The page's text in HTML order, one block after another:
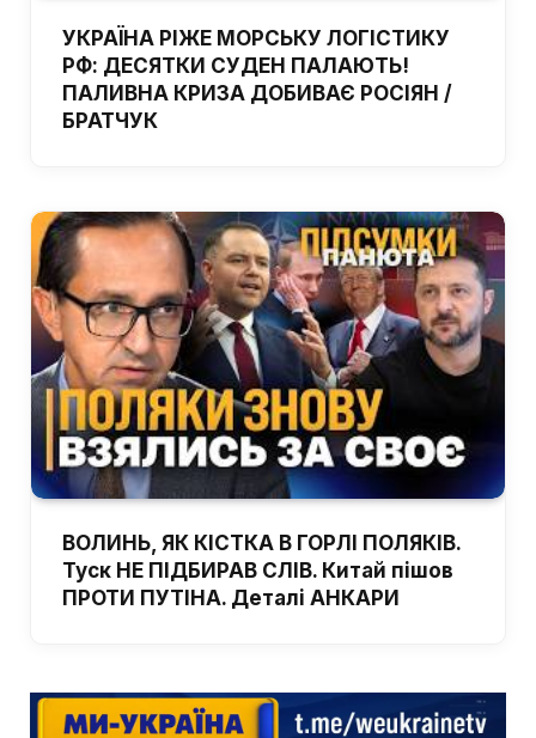
УКРАЇНА РІЖЕ МОРСЬКУ ЛОГІСТИКУ
РФ: ДЕСЯТКИ СУДЕН ПАЛАЮТЬ!
ПАЛИВНА КРИЗА ДОБИВАЄ РОСІЯН /
БРАТЧУК
ВОЛИНЬ, ЯК КІСТКА В ГОРЛІ ПОЛЯКІВ.
Туск НЕ ПІДБИРАВ СЛІВ. Китай пішов
ПРОТИ ПУТІНА. Деталі АНКАРИ